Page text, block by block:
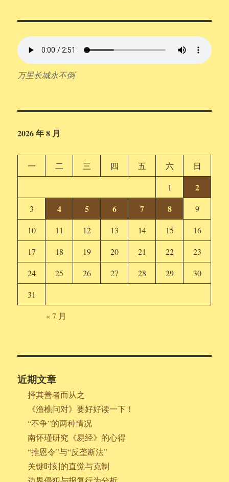
万里长城永不倒
2026 年 8 月
一 二 三 四 五 六
日
1
2
3 4 5 6 7 8
9
10
11 12 13 14 15
16
17
18 19 20 21 22
23
24
25 26 27 28 29
30
31
« 7 月
近期文章
择其善者而从之
《渔樵问对》要好好读一下！
“不争”的两种情况
南怀瑾研究《易经》的心得
“推恩令”与“反垄断法”
关键时刻的直觉与克制